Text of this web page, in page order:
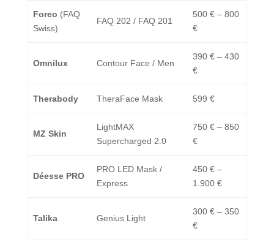
Foreo (FAQ
Swiss)
FAQ 202 / FAQ 201
500 € – 800
€
Omnilux Contour Face / Men
390 € – 430
€
Therabody TheraFace Mask 599 €
MZ Skin
LightMAX
Supercharged 2.0
750 € – 850
€
Déesse PRO
PRO LED Mask /
Express
450 € –
1.900 €
Talika Genius Light
300 € – 350
€